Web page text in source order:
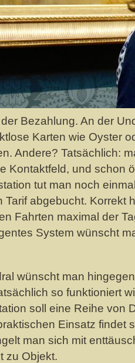
Bezahlung. An der
Karten wie Oyster
Andere? Tatsächlich:
Kontaktfeld, und schon
tut man noch
Tarif abgebucht. Korrekt
Fahrten maximal der
System wünscht
wünscht man
so funktioniert
soll eine Reihe von
Einsatz findet
man sich mit
zu Objekt.